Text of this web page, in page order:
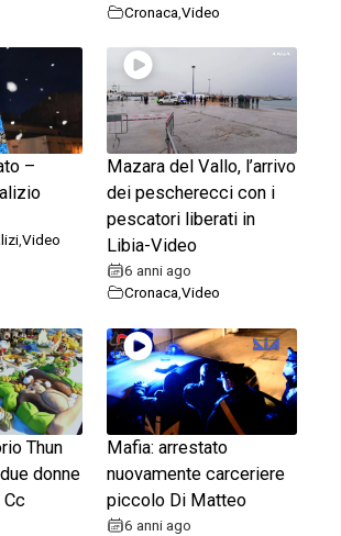
Cronaca ,Video
–
,Video
Mazara del Vallo, l’arrivo
dei pescherecci con i
pescatori liberati in
Libia-Video
6 anni ago
Cronaca,Video
Thun
donne
Mafia: arrestato
nuovamente carceriere
piccolo Di Matteo
6 anni ago